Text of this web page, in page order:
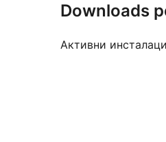
Downloads
Активни